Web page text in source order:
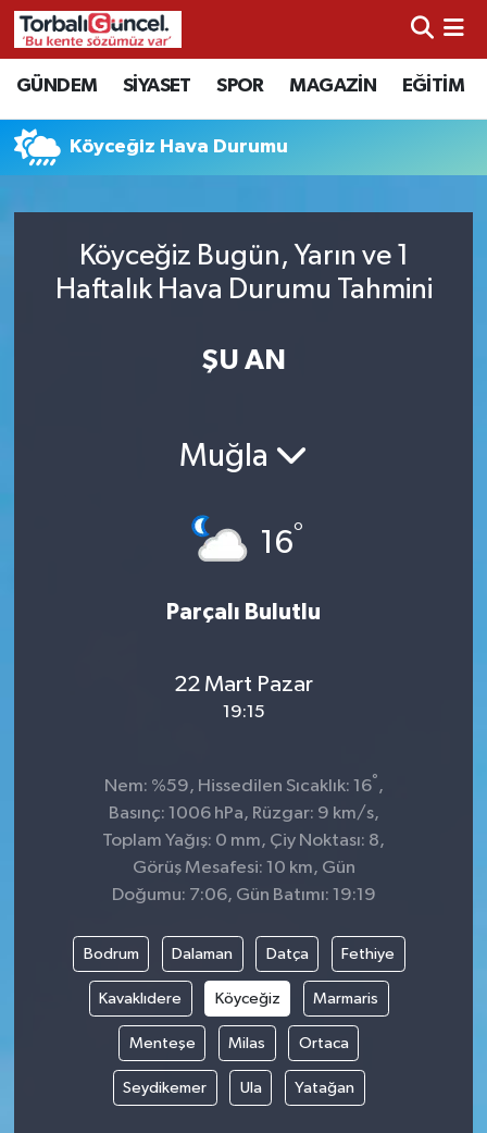
GÜNDEM SİYASET SPOR MAGAZİN EĞİTİM
Köyceğiz Hava Durumu
Köyceğiz Bugün, Yarın ve 1
Haftalık Hava Durumu Tahmini
ŞU AN
Muğla
16°
Parçalı Bulutlu
22 Mart Pazar
19:15
Nem: %59, Hissedilen Sıcaklık: 16° ,
Basınç: 1006 hPa, Rüzgar: 9 km/s,
Toplam Yağış: 0 mm, Çiy Noktası: 8,
Görüş Mesafesi: 10 km, Gün
Doğumu: 7:06, Gün Batımı: 19:19
Bodrum Dalaman Datça Fethiye
Kavaklıdere Köyceğiz Marmaris
Menteşe Milas Ortaca
Seydikemer Ula Yatağan
İzmir Nöbetçi Eczaneler
İzmir Hava Durumu
İzmir Trafik Yoğunluk Haritası
Süper Lig Puan Durumu ve Fikstür